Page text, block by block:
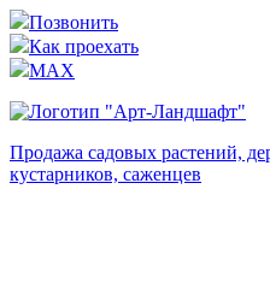
Позвонить
Как проехать
MAX
Продажа садовых растений,
кустарников, саженцев